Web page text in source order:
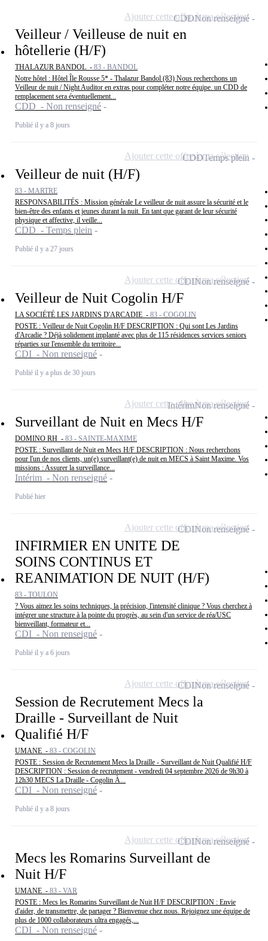
Veilleur / Veilleuse de nuit en
hôtellerie (H/F)
THALAZUR BANDOL - 83 - BANDOL
Notre hôtel : Hôtel Île Rousse 5* - Thalazur Bandol (83) Nous recherchons un
Veilleur de nuit / Night Auditor en extras pour compléter notre équipe. un CDD de
remplacement sera éventuellement...
CDD - Non renseigné
Publié il y a 8 jours
CDDNon renseigné
Ajouter cette offre à ma sélection
Veilleur de nuit (H/F)
83 - MARTRE
RESPONSABILITÉS : Mission générale Le veilleur de nuit assure la sécurité et le
bien-être des enfants et jeunes durant la nuit. En tant que garant de leur sécurité
physique et affective, il veille...
CDD - Temps plein
Publié il y a 27 jours
CDDTemps plein
Ajouter cette offre à ma sélection
Veilleur de Nuit Cogolin H/F
LA SOCIÉTÉ LES JARDINS D'ARCADIE - 83 - COGOLIN
POSTE : Veilleur de Nuit Cogolin H/F DESCRIPTION : Qui sont Les Jardins
d'Arcadie ? Déjà solidement implanté avec plus de 115 résidences services seniors
réparties sur l'ensemble du territoire...
CDI - Non renseigné
Publié il y a plus de 30 jours
CDINon renseigné
Ajouter cette offre à ma sélection
Surveillant de Nuit en Mecs H/F
DOMINO RH - 83 - SAINTE-MAXIME
POSTE : Surveillant de Nuit en Mecs H/F DESCRIPTION : Nous recherchons
pour l'un de nos clients, un(e) surveillant(e) de nuit en MECS à Saint Maxime. Vos
missions : Assurer la surveillance...
Intérim - Non renseigné
Publié hier
IntérimNon renseigné
Ajouter cette offre à ma sélection
INFIRMIER EN UNITE DE
SOINS CONTINUS ET
REANIMATION DE NUIT (H/F)
83 - TOULON
? Vous aimez les soins techniques, la précision, l'intensité clinique ? Vous cherchez à
intégrer une structure à la pointe du progrès, au sein d'un service de réa/USC
bienveillant, formateur et...
CDI - Non renseigné
Publié il y a 6 jours
CDINon renseigné
Ajouter cette offre à ma sélection
Session de Recrutement Mecs la
Draille - Surveillant de Nuit
Qualifié H/F
UMANE - 83 - COGOLIN
POSTE : Session de Recrutement Mecs la Draille - Surveillant de Nuit Qualifié H/F
DESCRIPTION : Session de recrutement - vendredi 04 septembre 2026 de 9h30 à
12h30 MECS La Draille - Cogolin À...
CDI - Non renseigné
Publié il y a 8 jours
CDINon renseigné
Ajouter cette offre à ma sélection
Mecs les Romarins Surveillant de
Nuit H/F
UMANE - 83 - VAR
POSTE : Mecs les Romarins Surveillant de Nuit H/F DESCRIPTION : Envie
d'aider, de transmettre, de partager ? Bienvenue chez nous. Rejoignez une équipe de
plus de 1000 collaborateurs ultra engagés,...
CDI - Non renseigné
CDINon renseigné
Ajouter cette offre à ma sélection